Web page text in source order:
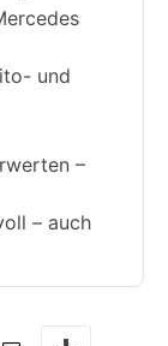
und
–
– auch